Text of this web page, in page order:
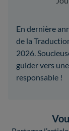
En dernière
de la
2026.
guider vers
responsable !